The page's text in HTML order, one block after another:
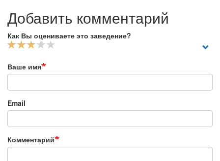
Добавить комментарий
Как Вы оцениваете это заведение?
Ваше имя
Email
Комментарий